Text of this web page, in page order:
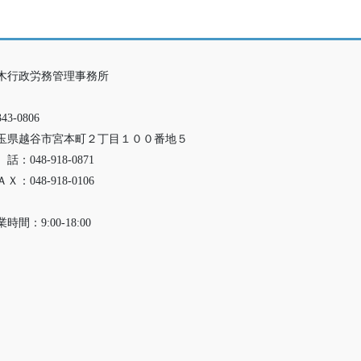
行政労務管理事務所
0806
県越谷市宮本町２丁目１００番地５
：048-918-0871
Ｘ：048-918-0106
時間：9:00-18:00